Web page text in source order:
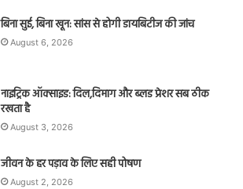
बिना सुई, बिना खून: सांस से होगी डायबिटीज की जांच
August 6, 2026
नाइट्रिक ऑक्साइड: दिल,दिमाग और ब्लड प्रेशर सब ठीक
रखता है
August 3, 2026
जीवन के हर पड़ाव के लिए सही पोषण
August 2, 2026